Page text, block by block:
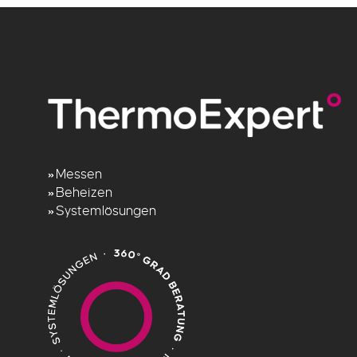
» Messen
» Beheizen
»Systemlösungen